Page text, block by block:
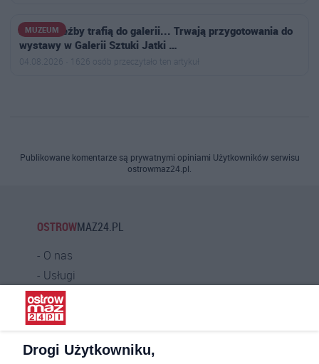
MUZEUM
Zanim rzeźby trafią do galerii... Trwają przygotowania do
wystawy w Galerii Sztuki Jatki …
04.08.2026 · 1626 osób przeczytało ten artykuł
Publikowane komentarze są prywatnymi opiniami Użytkowników serwisu
ostrowmaz24.pl.
OSTROWMAZ24.PL
O nas
Usługi
Praca
Warunki korzystania
Kontakt
Drogi Użytkowniku,